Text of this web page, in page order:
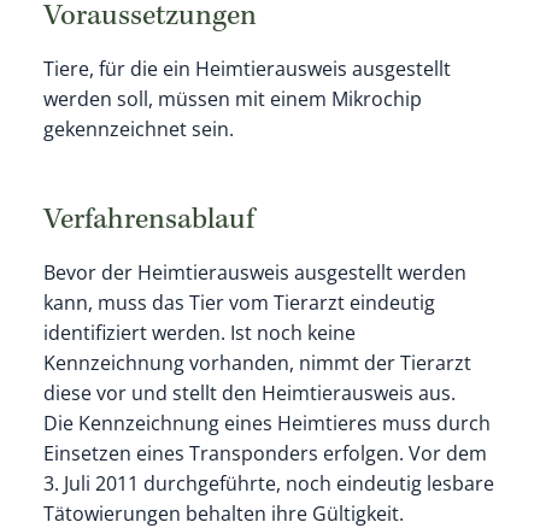
Voraussetzungen
Tiere, für die ein Heimtierausweis ausgestellt
werden soll, müssen mit einem Mikrochip
gekennzeichnet sein.
Verfahrensablauf
Bevor der Heimtierausweis ausgestellt werden
kann, muss das Tier vom Tierarzt eindeutig
identifiziert werden. Ist noch keine
Kennzeichnung vorhanden, nimmt der Tierarzt
diese vor und stellt den Heimtierausweis aus.
Die Kennzeichnung eines Heimtieres muss durch
Einsetzen eines Transponders erfolgen. Vor dem
3. Juli 2011 durchgeführte, noch eindeutig lesbare
Tätowierungen behalten ihre Gültigkeit.